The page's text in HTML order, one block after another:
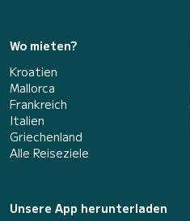
Wo mieten?
Kroatien
Mallorca
Frankreich
Italien
Griechenland
Alle Reiseziele
Unsere App herunterladen